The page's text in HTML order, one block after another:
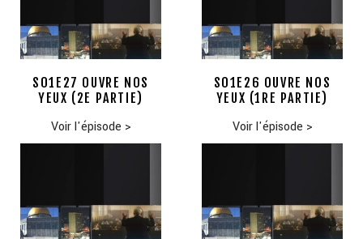
S01E27 OUVRE NOS
YEUX (2E PARTIE)
Voir l'épisode >
S01E26 OUVRE NOS
YEUX (1RE PARTIE)
Voir l'épisode >